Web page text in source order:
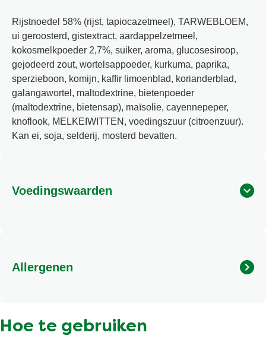
Rijstnoedel 58% (rijst, tapiocazetmeel), TARWEBLOEM,
ui geroosterd, gistextract, aardappelzetmeel,
kokosmelkpoeder 2,7%, suiker, aroma, glucosesiroop,
gejodeerd zout, wortelsappoeder, kurkuma, paprika,
sperzieboon, komijn, kaffir limoenblad, korianderblad,
galangawortel, maltodextrine, bietenpoeder
(maltodextrine, bietensap), maïsolie, cayennepeper,
knoflook, MELKEIWITTEN, voedingszuur (citroenzuur).
Kan ei, soja, selderij, mosterd bevatten.
Voedingswaarden
Allergenen
Hoe te gebruiken